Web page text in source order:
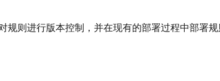
规则进行版本控制，并在现有的部署过程中部署规